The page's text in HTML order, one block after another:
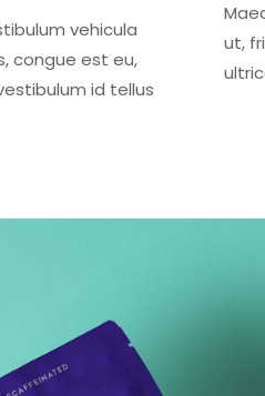
vehicula
congue est eu,
id tellus
ut,